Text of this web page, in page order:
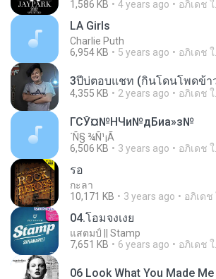
1,586 KB
4 years ago อภิเดช ใ.
LA Girls
Charlie Puth
6,954 KB
5 years ago อภิเดช ใ.
4,355 KB 2 years ago อภิเดช ใ.
ГСЎ¤№НЧи№дБиа»з№
´Ñ§ ¾Ñ¹¡Ã
6,506 KB
3 years ago อภิเดช ใ.
รอ
กะลา
10,171 KB
3 years ago อภิเดช
04.โอมจงเงย
แสตมป์ || Stamp
7,651 KB
6 years ago อภิเดช ใ.
06 Look What You Made